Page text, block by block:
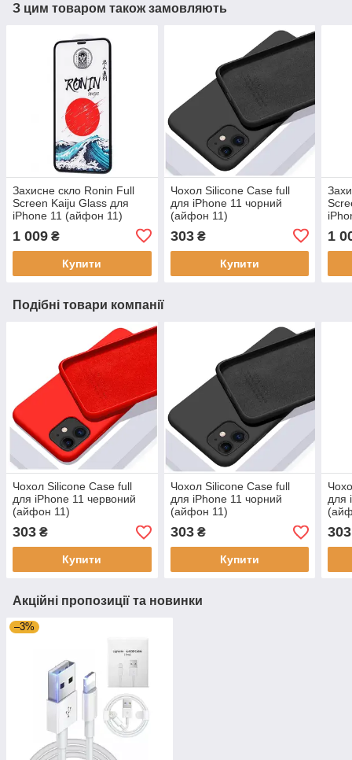
З цим товаром також замовляють
Захисне скло Ronin Full
Screen Kaiju Glass для
iPhone 11 (айфон 11)
1 009 ₴
Купити
Чохол Silicone Case full
для iPhone 11 чорний
(айфон 11)
303₴
Купити
1
Подібні товари компанії
Чохол Silicone Case full
для iPhone 11 червоний
(айфон 11)
303 ₴
Купити
Чохол Silicone Case full
для iPhone 11 чорний
(айфон 11)
303₴
Купити
для
303
Акційні пропозиції та новинки
–3%